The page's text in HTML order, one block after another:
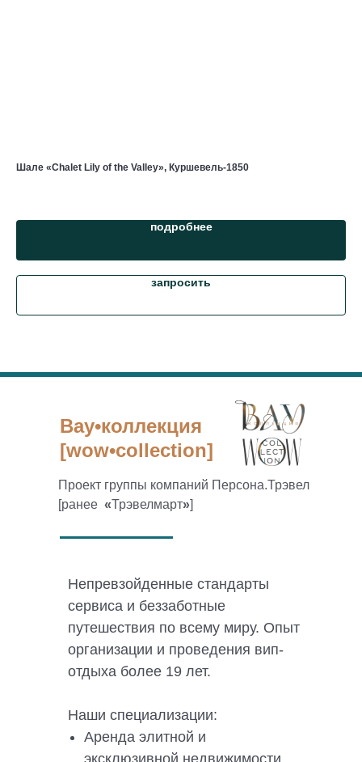
Шале «Chalet Lily of the Valley», Куршевель-1850
подробнее
запросить
Вау•коллекция
[wow•collection]
Проект группы компаний Персона.Трэвел
[ранее «Трэвелмарт»]
Непревзойденные стандарты
сервиса и беззаботные
путешествия по всему миру. Опыт
организации и проведения вип-
отдыха более 19 лет.
Наши специализации:
Аренда элитной и
эксклюзивной недвижимости